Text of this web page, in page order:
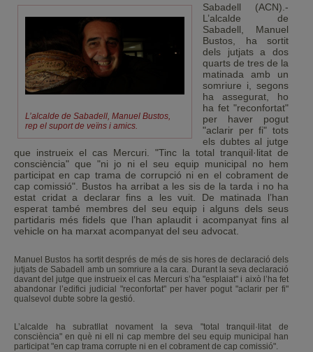
L’alcalde de Sabadell, Manuel Bustos,
rep el suport de veïns i amics.
Sabadell (ACN).-
L’alcalde de
Sabadell, Manuel
Bustos, ha sortit
dels jutjats a dos
quarts de tres de la
matinada amb un
somriure i, segons
ha assegurat, ho
ha fet "reconfortat"
per haver pogut
"aclarir per fi" tots
els dubtes al jutge
que instrueix el cas Mercuri. "Tinc la total tranquil·litat de
consciència" que "ni jo ni el seu equip municipal no hem
participat en cap trama de corrupció ni en el cobrament de
cap comissió". Bustos ha arribat a les sis de la tarda i no ha
estat cridat a declarar fins a les vuit. De matinada l’han
esperat també membres del seu equip i alguns dels seus
partidaris més fidels que l’han aplaudit i acompanyat fins al
vehicle on ha marxat acompanyat del seu advocat.
Manuel Bustos ha sortit després de més de sis hores de declaració dels
jutjats de Sabadell amb un somriure a la cara. Durant la seva declaració
davant del jutge que instrueix el cas Mercuri s’ha "esplaiat" i això l’ha fet
abandonar l’edifici judicial "reconfortat" per haver pogut "aclarir per fi"
qualsevol dubte sobre la gestió.
L’alcalde ha subratllat novament la seva "total tranquil·litat de
consciència" en què ni ell ni cap membre del seu equip municipal han
participat "en cap trama corrupte ni en el cobrament de cap comissió".